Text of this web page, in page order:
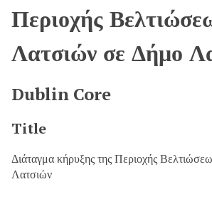
Περιοχής
Λατσιών σε Δήμο
Dublin Core
Title
Διάταγμα κήρυξης της Περιοχής
Λατσιών